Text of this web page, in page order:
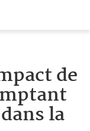
de
la